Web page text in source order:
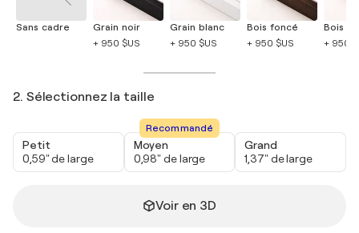
Sans cadre
Grain noir
+ 950 $US
Grain blanc
+ 950 $US
Bois foncé
+ 950 $US
Bois
+ 950
2. Sélectionnez la taille
Petit
0,59" de large
Recommandé
Moyen
0,98" de large
Grand
1,37" de large
Voir en 3D